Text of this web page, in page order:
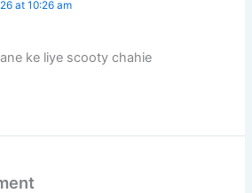
at 10:26 am
ke liye scooty chahie